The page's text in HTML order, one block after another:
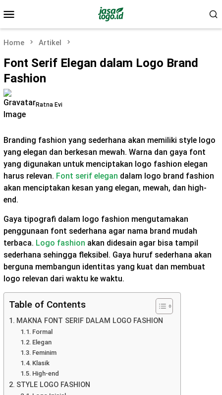
to
contentMenu
Home Artikel
Font Serif Elegan dalam Logo Brand
Fashion
Ratna Evi
Branding fashion yang sederhana akan memiliki style logo
yang elegan dan berkesan mewah. Warna dan gaya font
yang digunakan untuk menciptakan logo fashion elegan
harus relevan. Font serif elegan dalam logo brand fashion
akan menciptakan kesan yang elegan, mewah, dan high-
end.
Gaya tipografi dalam logo fashion mengutamakan
penggunaan font sederhana agar nama brand mudah
terbaca. Logo fashion akan didesain agar bisa tampil
sederhana sehingga fleksibel. Gaya huruf sederhana akan
berguna membangun identitas yang kuat dan membuat
logo relevan dari waktu ke waktu.
Table of Contents
MAKNA FONT SERIF DALAM LOGO FASHION
Formal
Elegan
Feminim
Klasik
High-end
STYLE LOGO FASHION